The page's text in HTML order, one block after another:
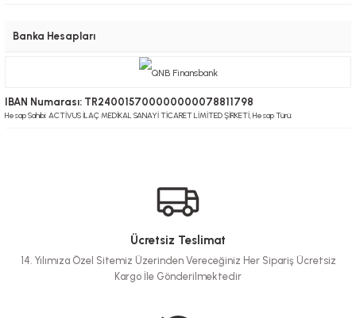
Banka Hesapları
IBAN Numarası: TR240015700000000078811798
Hesap Sahibi: ACTİVUS İLAÇ MEDİKAL SANAYİ TİCARET LİMİTED ŞİRKETİ, Hesap Türü:
Ücretsiz Teslimat
14. Yılımıza Özel Sitemiz Üzerinden Vereceğiniz Her Sipariş Ücretsiz
Kargo İle Gönderilmektedir